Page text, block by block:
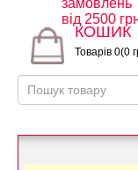
замовлень
від 2500
КОШИК
Товарів 0(0